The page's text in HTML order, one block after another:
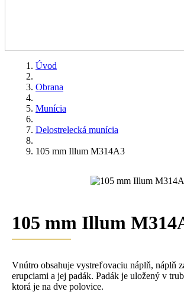
Úvod
Obrana
Munícia
Delostrelecká munícia
105 mm Illum M314A3
105 mm Illum
Vnútro obsahuje vystreľovaciu náplň, náplň
erupciami a jej padák. Padák je uložený v
ktorá je na dve polovice.